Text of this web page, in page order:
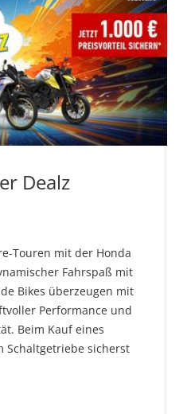
Dealz
Touren mit der Honda
Fahrspaß mit
Bikes überzeugen mit
Performance und
Beim Kauf eines
Schaltgetriebe sicherst